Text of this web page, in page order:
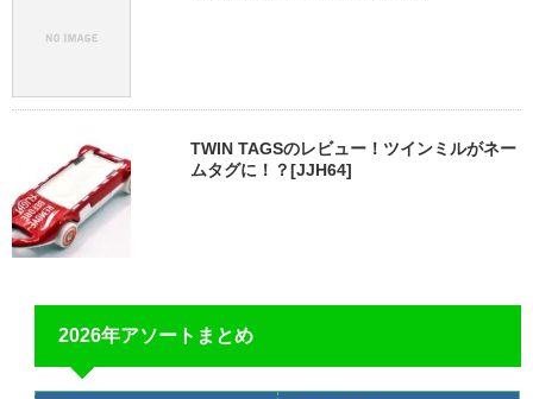
TWIN TAGSのレビュー！ツインミルがネー
ムタグに！？[JJH64]
2026年アソートまとめ